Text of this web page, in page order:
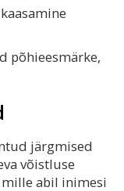
põhieesmärke,
järgmised
võistluse
abil inimesi